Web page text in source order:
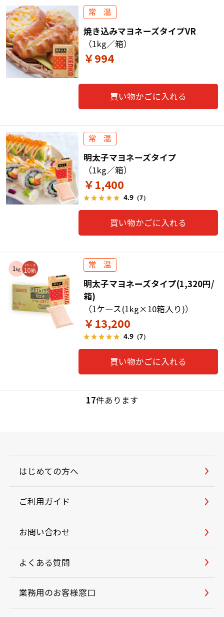
焼き込みマヨネーズタイプVR
（1kg／箱）
￥994
買い物かごに入れる
明太子マヨネーズタイプ
（1kg／箱）
￥1,400
4.9（7）
買い物かごに入れる
明太子マヨネーズタイプ(1,320円/
箱)
（1ケース(1kg×10箱入り)）
￥13,200
4.9（7）
買い物かごに入れる
17件あります
はじめての方へ
ご利用ガイド
お問い合わせ
よくある質問
業務用のお客様窓口